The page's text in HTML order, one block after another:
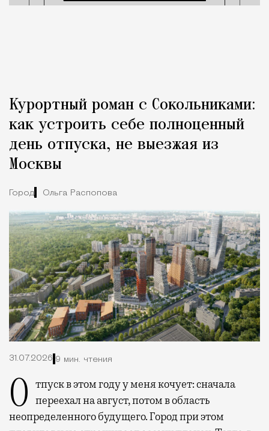
Курортный роман с Сокольниками:
как устроить себе полноценный
день отпуска, не выезжая из
Москвы
Город Ольга Распопова
31.07.2026 9 мин. чтения
Отпуск в этом году у меня кочует: сначала переехал на август, потом в область
неопределенного будущего. Город при этом